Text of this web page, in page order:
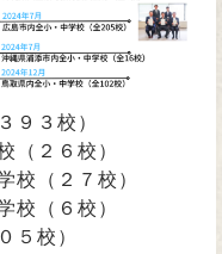
９３校）
（２６校）
校（２７校）
校（６校）
５校）